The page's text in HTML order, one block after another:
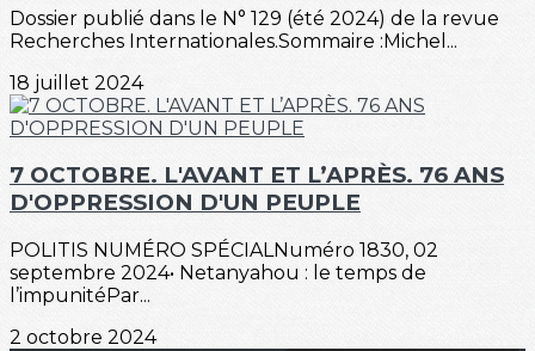
Dossier publié dans le N° 129 (été 2024) de la revue
Recherches Internationales.Sommaire :Michel...
18 juillet 2024
7 OCTOBRE. L'AVANT ET L’APRÈS. 76 ANS
D'OPPRESSION D'UN PEUPLE
POLITIS NUMÉRO SPÉCIALNuméro 1830, 02
septembre 2024• Netanyahou : le temps de
l’impunitéPar...
2 octobre 2024